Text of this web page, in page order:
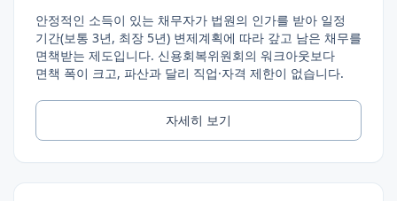
안정적인 소득이 있는 채무자가 법원의 인가를 받아 일정
기간(보통 3년, 최장 5년) 변제계획에 따라 갚고 남은 채무를
면책받는 제도입니다. 신용회복위원회의 워크아웃보다
면책 폭이 크고, 파산과 달리 직업·자격 제한이 없습니다.
자세히 보기